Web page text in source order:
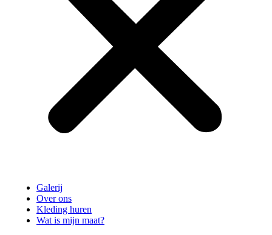
Galerij
Over ons
Kleding huren
Wat is mijn maat?